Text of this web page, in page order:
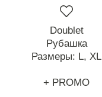
Doublet
Рубашка
Размеры: L, XL
+ PROMO